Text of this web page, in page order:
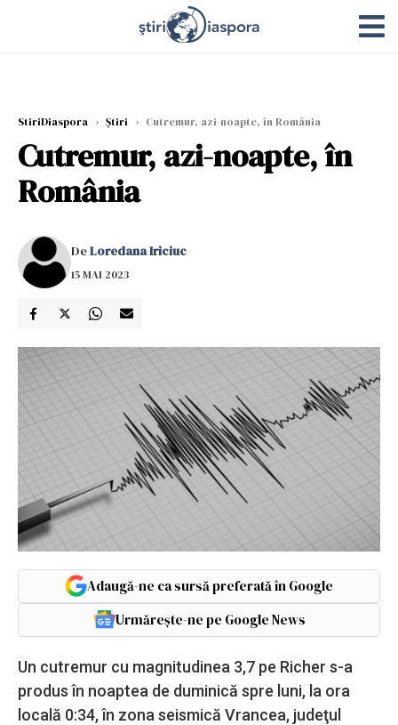
StiriDiaspora › Știri › Cutremur, azi-noapte, în România
Cutremur, azi-noapte, în
România
DeLoredana Iriciuc
15 MAI 2023
Adaugă-ne ca sursă preferată în Google
Urmărește-ne pe Google News
Un cutremur cu magnitudinea 3,7 pe Richer s-a
produs în noaptea de duminică spre luni, la ora
locală 0:34, în zona seismică Vrancea, judeţul